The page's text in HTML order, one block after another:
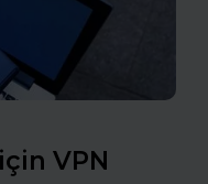
VPN